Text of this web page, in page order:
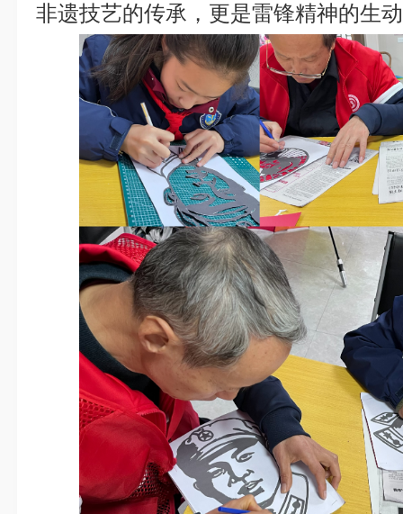
非遗技艺的传承，更是雷锋精神的生